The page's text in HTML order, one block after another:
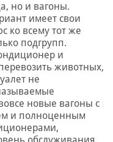
но и вагоны.
имеет свои
ко всему тот же
подгрупп.
и
животных,
не
новые вагоны с
и полноценным